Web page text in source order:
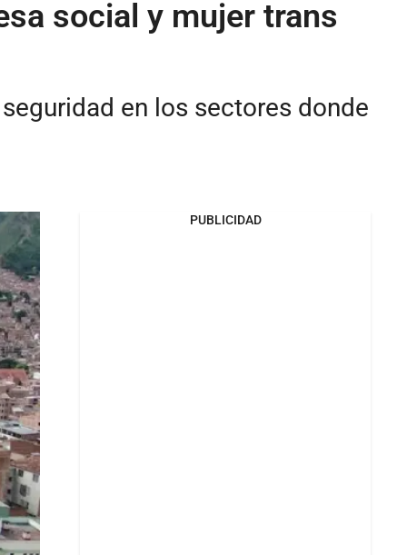
social y mujer trans
en los sectores donde
PUBLICIDAD